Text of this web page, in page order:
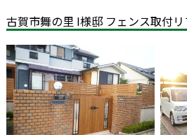
古賀市舞の里 I様邸 フェンス取付